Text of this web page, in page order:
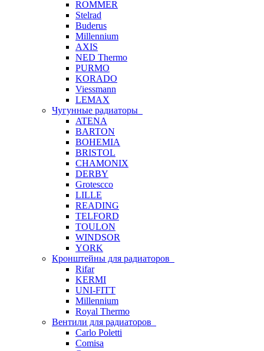
ROMMER
Stelrad
Buderus
Millennium
AXIS
NED Thermo
PURMO
KORADO
Viessmann
LEMAX
Чугунные радиаторы
ATENA
BARTON
BOHEMIA
BRISTOL
CHAMONIX
DERBY
Grotescco
LILLE
READING
TELFORD
TOULON
WINDSOR
YORK
Кронштейны для радиаторов
Rifar
KERMI
UNI-FITT
Millennium
Royal Thermo
Вентили для радиаторов
Carlo Poletti
Comisa